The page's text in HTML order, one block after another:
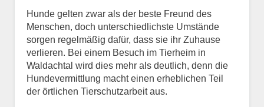
E-Mail*
Hunde gelten zwar als der beste Freund des
Menschen, doch unterschiedlichste Umstände
sorgen regelmäßig dafür, dass sie ihr Zuhause
verlieren. Bei einem Besuch im Tierheim in
Waldachtal wird dies mehr als deutlich, denn die
Hundevermittlung macht einen erheblichen Teil
der örtlichen Tierschutzarbeit aus.